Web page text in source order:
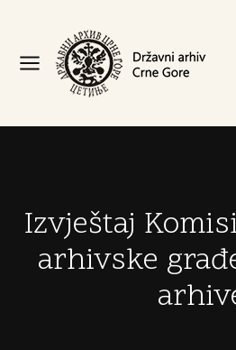
Izvještaj
arhivske